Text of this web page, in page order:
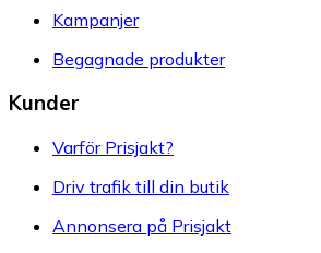
Kampanjer
Begagnade produkter
Kunder
Varför Prisjakt?
Driv trafik till din butik
Annonsera på Prisjakt